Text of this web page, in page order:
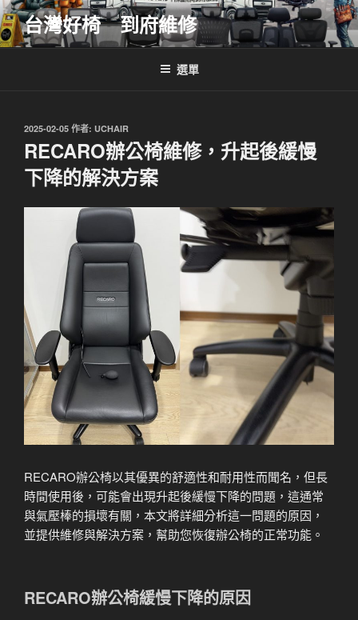
跳
至
主
台灣好椅 到府維修
選單
發
佈
於
2025-02-05 作者: UCHAIR
RECARO辦公椅維修，升起後緩慢
下降的解決方案
RECARO辦公椅以其優異的舒適性和耐用性而聞名，但長
時間使用後，可能會出現升起後緩慢下降的問題，這通常
與氣壓棒的損壞有關，本文將詳細分析這一問題的原因，
並提供維修與解決方案，幫助您恢復辦公椅的正常功能。
RECARO辦公椅緩慢下降的原因